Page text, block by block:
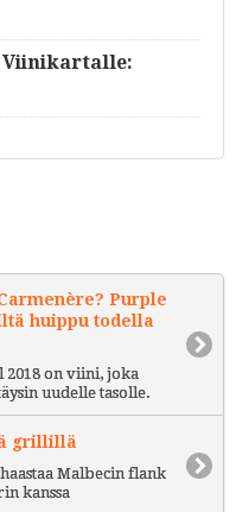
Viinikartalle:
Purple
huippu todella
2018 on viini, joka
uudelle tasolle.
grillillä
Malbecin flank
kanssa